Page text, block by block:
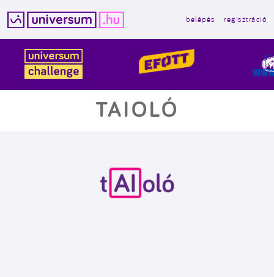
tartalomba
belépés regisztráció
TAIOLÓ